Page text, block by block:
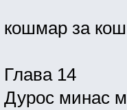
кошмар за
Глава 14
Дурос минас